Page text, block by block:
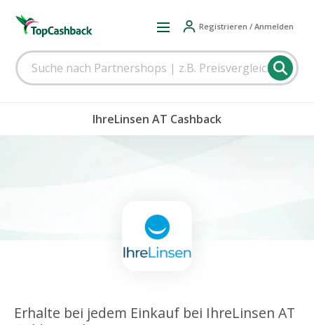
Registrieren / Anmelden
IhreLinsen AT Cashback
Erhalte bei jedem Einkauf bei IhreLinsen AT